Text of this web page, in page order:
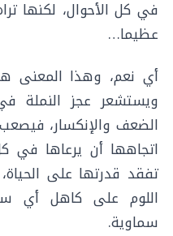
في كل الأحوال، لكنها
عظيما…
أي نعم، وهذا المعنى
ويستشعر عجز النملة
الضعف والإنكسار،
اتجاهها أن يرعاها في
تفقد قدرتها على
اللوم على كاهل أي
سماوية.